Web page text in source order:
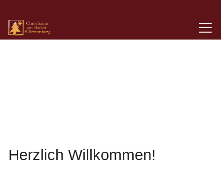
Herzlich Willkommen!